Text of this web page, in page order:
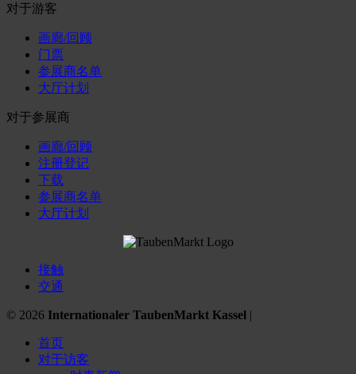
对于游客
画廊/回顾
门票
参展商名单
大厅计划
对于参展商
画廊/回顾
注册登记
下载
参展商名单
大厅计划
接触
交通
© 2026 Internationaler TaubenMarkt Kassel |
首页
对于访客